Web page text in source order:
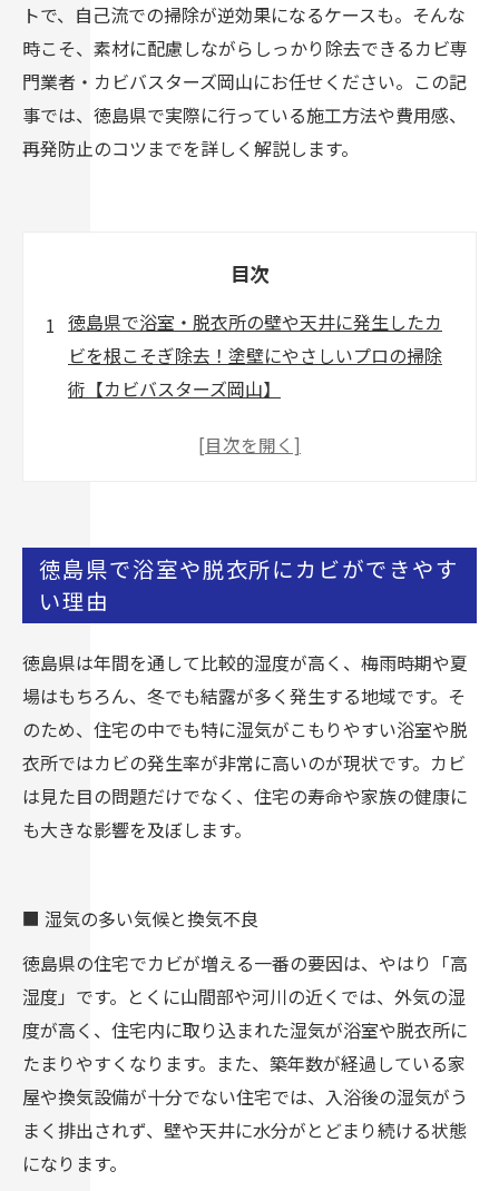
トで、自己流での掃除が逆効果になるケースも。そんな
時こそ、素材に配慮しながらしっかり除去できるカビ専
門業者・カビバスターズ岡山にお任せください。この記
事では、徳島県で実際に行っている施工方法や費用感、
再発防止のコツまでを詳しく解説します。
目次
徳島県で浴室・脱衣所の壁や天井に発生したカ
ビを根こそぎ除去！塗壁にやさしいプロの掃除
術【カビバスターズ岡山】
カビを放置するとどうなる？見た目以上に怖い
カビバスターズ岡山が徳島県で選ばれる3つの理
由
カビ取り費用と見積もりの流れ
カビを再発させない！日常の予防とメンテナン
ス
よくある質問：徳島県の皆様からのご相談より
他社との違い・比較してわかるカビバスターズ
相談を！
カビ取り・カビ対策はカビバスターズ
徳島県で浴室や脱衣所にカビができやす
い理由
徳島県は年間を通して比較的湿度が高く、梅雨時期や夏
場はもちろん、冬でも結露が多く発生する地域です。そ
のため、住宅の中でも特に湿気がこもりやすい浴室や脱
衣所ではカビの発生率が非常に高いのが現状です。カビ
は見た目の問題だけでなく、住宅の寿命や家族の健康に
も大きな影響を及ぼします。
■ 湿気の多い気候と換気不良
徳島県の住宅でカビが増える一番の要因は、やはり「高
湿度」です。とくに山間部や河川の近くでは、外気の湿
度が高く、住宅内に取り込まれた湿気が浴室や脱衣所に
たまりやすくなります。また、築年数が経過している家
屋や換気設備が十分でない住宅では、入浴後の湿気がう
まく排出されず、壁や天井に水分がとどまり続ける状態
になります。